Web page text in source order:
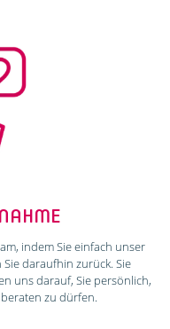
indem Sie einfach unser
daraufhin zurück. Sie
uns darauf, Sie persönlich,
zu dürfen.